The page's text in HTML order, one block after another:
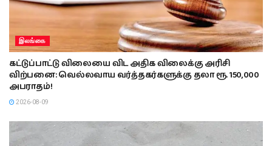
இலங்கை
கட்டுப்பாட்டு விலையை விட அதிக விலைக்கு அரிசி
விற்பனை: வெல்லவாய வர்த்தகர்களுக்கு தலா ரூ. 150,000
அபராதம்!
2026-08-09